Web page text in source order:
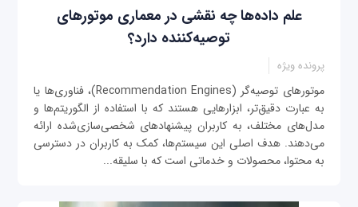
علم داده‌ها چه نقشی در معماری موتورهای
توصیه‌کننده دارد؟
پرونده ویژه
موتورهای توصیه‌گر (Recommendation Engines)، فناوری‌ها یا
به عبارت دقیق‌تر، ابزارهایی هستند که با استفاده از الگوریتم‌ها و
مدل‌های مختلف، به کاربران پیشنهادهای شخصی‌سازی‌شده ارائه
می‌دهند. هدف اصلی این سیستم‌ها، کمک به کاربران در دسترسی
به محتوا، محصولات و خدماتی است که با سلیقه...